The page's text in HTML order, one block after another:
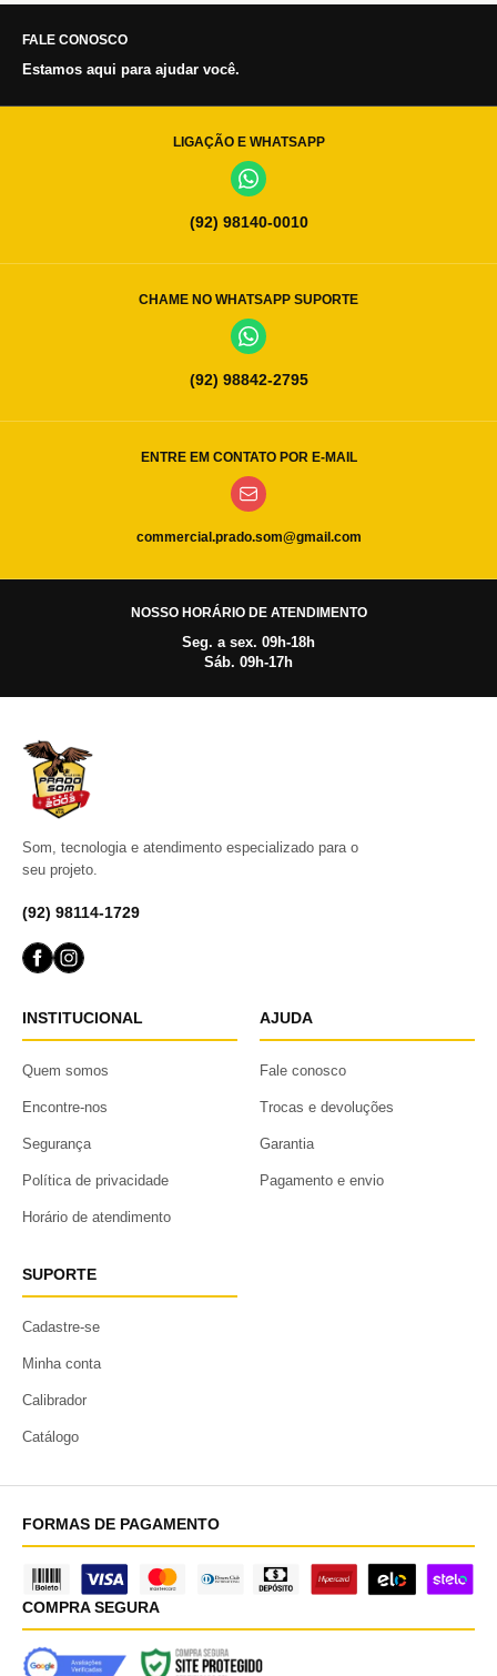
FALE CONOSCO
Estamos aqui para ajudar você.
LIGAÇÃO E WHATSAPP
(92) 98140-0010
CHAME NO WHATSAPP SUPORTE
(92) 98842-2795
ENTRE EM CONTATO POR E-MAIL
commercial.prado.som@gmail.com
NOSSO HORÁRIO DE ATENDIMENTO
Seg. a sex. 09h-18h
Sáb. 09h-17h
Som, tecnologia e atendimento especializado para o
seu projeto.
(92) 98114-1729
INSTITUCIONAL
Quem somos
Encontre-nos
Segurança
Política de privacidade
Horário de atendimento
AJUDA
Fale conosco
Trocas e devoluções
Garantia
Pagamento e envio
SUPORTE
Cadastre-se
Minha conta
Calibrador
Catálogo
FORMAS DE PAGAMENTO
COMPRA SEGURA